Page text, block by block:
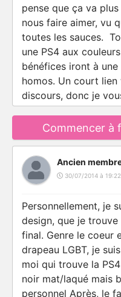
pense que ça va
nous faire aimer, vu
toutes les sauces.
une PS4 aux
bénéfices iront à
homos. Un court
discours, donc je
Commencer à
Ancien
30/07/2014 à 19:22
Personnellement, je
design, que je
final. Genre le coeur
drapeau LGBT, je
moi qui trouve la
noir mat/laqué mais
personnel Après, le